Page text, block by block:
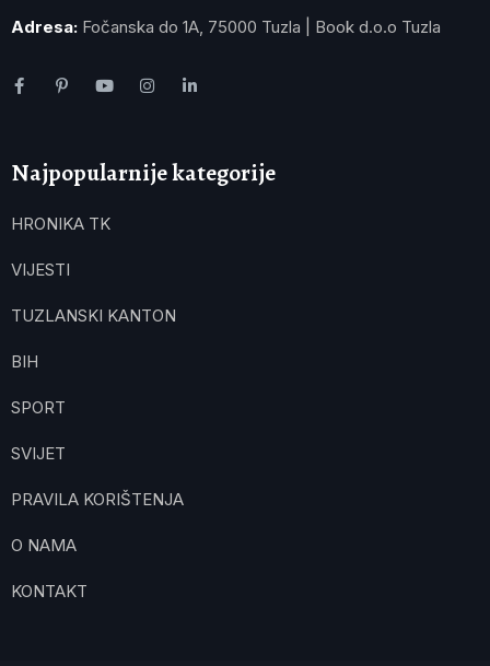
Adresa: Fočanska do 1A, 75000 Tuzla | Book d.o.o Tuzla
Najpopularnije kategorije
HRONIKA TK
VIJESTI
TUZLANSKI KANTON
BIH
SPORT
SVIJET
PRAVILA KORIŠTENJA
O NAMA
KONTAKT